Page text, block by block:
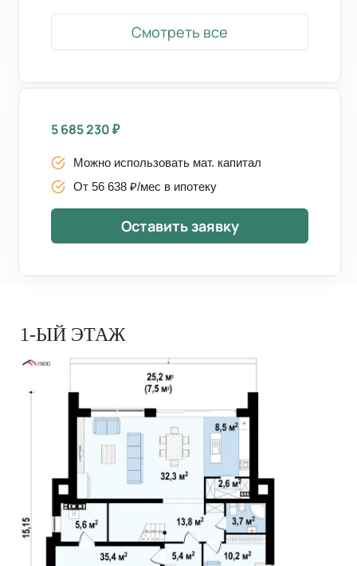
Смотреть все
5 685 230₽
Можно использовать мат. капитал
От 56 638 ₽/мес в ипотеку
Оставить заявку
1-ЫЙ ЭТАЖ